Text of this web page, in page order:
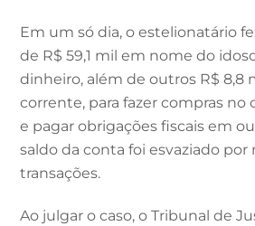
Em um só dia, o estelionatário
de R$ 59,1 mil em nome do
dinheiro, além de outros R$ 8,8
corrente, para fazer compras no
e pagar obrigações fiscais em
saldo da conta foi esvaziado por
transações.
Ao julgar o caso, o Tribunal de